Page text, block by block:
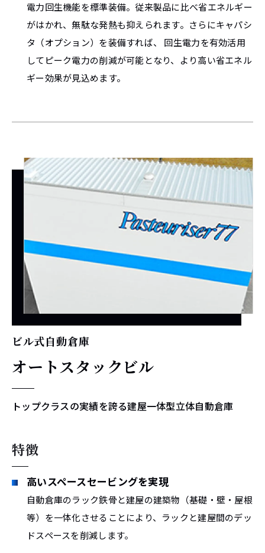
電力回生機能を標準装備。従来製品に比べ省エネルギー
がはかれ、無駄な発熱も抑えられます。さらにキャパシ
タ（オプション）を装備すれば、 回生電力を有効活用
してピーク電力の削減が可能となり、より高い省エネル
ギー効果が見込めます。
ビル式自動倉庫
オートスタックビル
トップクラスの実績を誇る建屋一体型立体自動倉庫
特徴
高いスペースセービングを実現
自動倉庫のラック鉄骨と建屋の建築物（基礎・壁・屋根
等）を一体化させることにより、ラックと建屋間のデッ
ドスペースを削減します。